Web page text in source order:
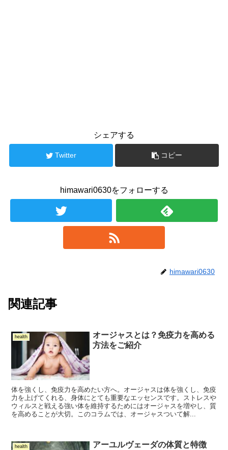
シェアする
Twitter コピー
himawari0630をフォローする
himawari0630
関連記事
health
オージャスとは？免疫力を高める
方法をご紹介
体を強くし、免疫力を高めたい方へ。オージャスは体を強くし、免疫
力を上げてくれる、身体にとても重要なエッセンスです。ストレスや
ウィルスと戦える強い体を維持するためにはオージャスを増やし、質
を高めることが大切。このコラムでは、オージャスついて解...
health アーユルヴェーダの体質と特徴